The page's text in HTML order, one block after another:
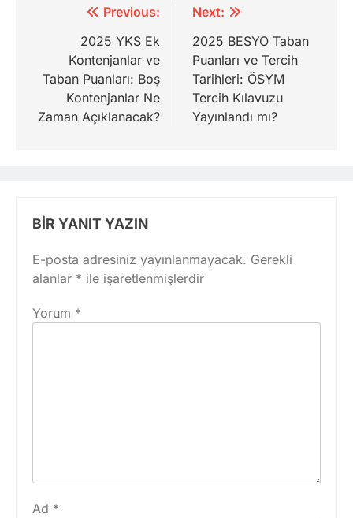
gezinmesi
Previous:
2025 YKS Ek
Kontenjanlar ve
Taban Puanları: Boş
Kontenjanlar Ne
Zaman Açıklanacak?
Next:
2025 BESYO Taban
Puanları ve Tercih
Tarihleri: ÖSYM
Tercih Kılavuzu
Yayınlandı mı?
BIR YANIT YAZIN
E-posta adresiniz yayınlanmayacak. Gerekli
alanlar * ile işaretlenmişlerdir
Yorum *
Ad *